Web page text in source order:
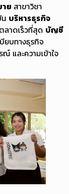
าย สาขาวิชา
บริหารธุรกิจ
ลาดเร็วที่สุด บัญชี
ยบทางธุรกิจ
และความเข้าใจ